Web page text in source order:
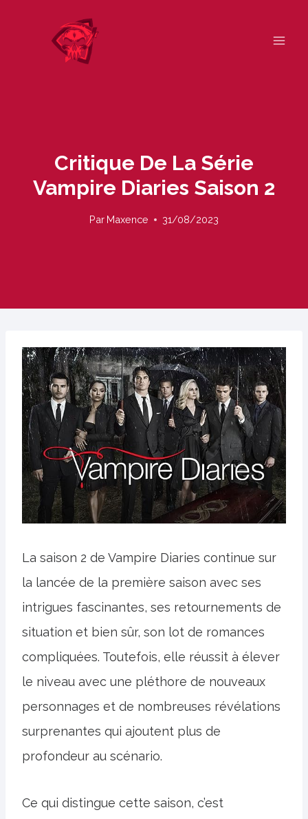
Critique De La Série
Vampire Diaries Saison 2
Par Maxence 31/08/2023
La saison 2 de Vampire Diaries continue sur
la lancée de la première saison avec ses
intrigues fascinantes, ses retournements de
situation et bien sûr, son lot de romances
compliquées. Toutefois, elle réussit à élever
le niveau avec une pléthore de nouveaux
personnages et de nombreuses révélations
surprenantes qui ajoutent plus de
profondeur au scénario.
Ce qui distingue cette saison, c’est